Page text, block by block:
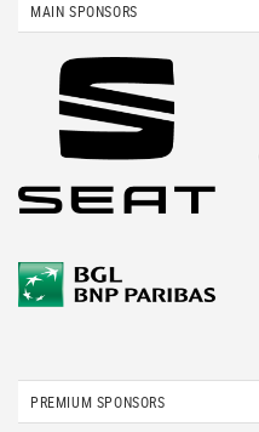
MAIN SPONSORS
PREMIUM SPONSORS